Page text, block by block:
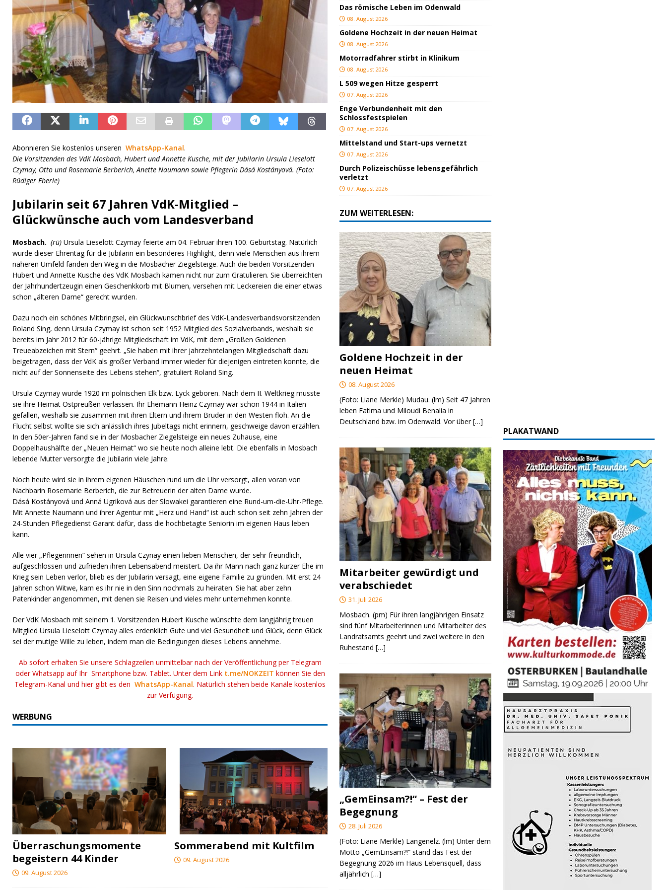
Abonnieren Sie kostenlos unseren WhatsApp-Kanal.
Die Vorsitzenden des VdK Mosbach, Hubert und Annette Kusche, mit der Jubilarin Ursula Lieselott
Czymay, Otto und Rosemarie Berberich, Anette Naumann sowie Pflegerin Dásá Kostányová. (Foto:
Rüdiger Eberle)
Jubilarin seit 67 Jahren VdK-Mitglied –
Glückwünsche auch vom Landesverband
Mosbach. (rü) Ursula Lieselott Czymay feierte am 04. Februar ihren 100. Geburtstag. Natürlich
wurde dieser Ehrentag für die Jubilarin ein besonderes Highlight, denn viele Menschen aus ihrem
näheren Umfeld fanden den Weg in die Mosbacher Ziegelsteige. Auch die beiden Vorsitzenden
Hubert und Annette Kusche des VdK Mosbach kamen nicht nur zum Gratulieren. Sie überreichten
der Jahrhundertzeugin einen Geschenkkorb mit Blumen, versehen mit Leckereien die einer etwas
schon „älteren Dame“ gerecht wurden.
Dazu noch ein schönes Mitbringsel, ein Glückwunschbrief des VdK-Landesverbandsvorsitzenden
Roland Sing, denn Ursula Czymay ist schon seit 1952 Mitglied des Sozialverbands, weshalb sie
bereits im Jahr 2012 für 60-jährige Mitgliedschaft im VdK, mit dem „Großen Goldenen
Treueabzeichen mit Stern“ geehrt. „Sie haben mit ihrer jahrzehntelangen Mitgliedschaft dazu
beigetragen, dass der VdK als großer Verband immer wieder für diejenigen eintreten konnte, die
nicht auf der Sonnenseite des Lebens stehen“, gratuliert Roland Sing.
Ursula Czymay wurde 1920 im polnischen Elk bzw. Lyck geboren. Nach dem II. Weltkrieg musste
sie ihre Heimat Ostpreußen verlassen. Ihr Ehemann Heinz Czymay war schon 1944 in Italien
gefallen, weshalb sie zusammen mit ihren Eltern und ihrem Bruder in den Westen floh. An die
Flucht selbst wollte sie sich anlässlich ihres Jubeltags nicht erinnern, geschweige davon erzählen.
In den 50er-Jahren fand sie in der Mosbacher Ziegelsteige ein neues Zuhause, eine
Doppelhaushälfte der „Neuen Heimat“ wo sie heute noch alleine lebt. Die ebenfalls in Mosbach
lebende Mutter versorgte die Jubilarin viele Jahre.
Noch heute wird sie in ihrem eigenen Häuschen rund um die Uhr versorgt, allen voran von
Nachbarin Rosemarie Berberich, die zur Betreuerin der alten Dame wurde.
Dásá Kostányová und Anná Ugriková aus der Slowakei garantieren eine Rund-um-die-Uhr-Pflege.
Mit Annette Naumann und ihrer Agentur mit „Herz und Hand“ ist auch schon seit zehn Jahren der
24-Stunden Pflegedienst Garant dafür, dass die hochbetagte Seniorin im eigenen Haus leben
kann.
Alle vier „Pflegerinnen“ sehen in Ursula Czynay einen lieben Menschen, der sehr freundlich,
aufgeschlossen und zufrieden ihren Lebensabend meistert. Da ihr Mann nach ganz kurzer Ehe im
Krieg sein Leben verlor, blieb es der Jubilarin versagt, eine eigene Familie zu gründen. Mit erst 24
Jahren schon Witwe, kam es ihr nie in den Sinn nochmals zu heiraten. Sie hat aber zehn
Patenkinder angenommen, mit denen sie Reisen und vieles mehr unternehmen konnte.
Der VdK Mosbach mit seinem 1. Vorsitzenden Hubert Kusche wünschte dem langjährig treuen
Mitglied Ursula Lieselott Czymay alles erdenklich Gute und viel Gesundheit und Glück, denn Glück
sei der mutige Wille zu leben, indem man die Bedingungen dieses Lebens annehme.
Ab sofort erhalten Sie unsere Schlagzeilen unmittelbar nach der Veröffentlichung per Telegram
oder Whatsapp auf Ihr Smartphone bzw. Tablet. Unter dem Link t.me/NOKZEIT können Sie den
Telegram-Kanal und hier gibt es denWhatsApp-Kanal. Natürlich stehen beide Kanäle kostenlos
zur Verfügung.
WERBUNG
Überraschungsmomente
begeistern 44 Kinder
09. August 2026
Sommerabend mit Kultfilm
09. August 2026
Das römische Leben im Odenwald
08. August 2026
Goldene Hochzeit in der neuen Heimat
08. August 2026
Motorradfahrer stirbt in Klinikum
08. August 2026
L 509 wegen Hitze gesperrt
07. August 2026
Enge Verbundenheit mit den
Schlossfestspielen
07. August 2026
Mittelstand und Start-ups vernetzt
07. August 2026
Durch Polizeischüsse lebensgefährlich
verletzt
07. August 2026
ZUM WEITERLESEN:
Goldene Hochzeit in der
neuen Heimat
08. August 2026
(Foto: Liane Merkle) Mudau. (lm) Seit 47 Jahren
leben Fatima und Miloudi Benalia in
Deutschland bzw. im Odenwald. Vor über[…]
Mitarbeiter gewürdigt und
verabschiedet
31. Juli 2026
Mosbach. (pm) Für ihren langjährigen Einsatz
sind fünf Mitarbeiterinnen und Mitarbeiter des
Landratsamts geehrt und zwei weitere in den
Ruhestand[…]
„GemEinsam?!“ – Fest der
Begegnung
28. Juli 2026
(Foto: Liane Merkle) Langenelz. (lm) Unter dem
Motto „GemEinsam?!“ stand das Fest der
Begegnung 2026 im Haus Lebensquell, dass
alljährlich[…]
PLAKATWAND